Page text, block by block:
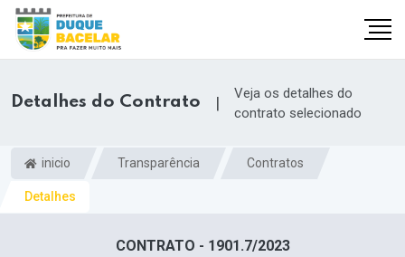
Detalhes do Contrato |
Veja os detalhes do
contrato selecionado
inicio Transparência Contratos
Detalhes
CONTRATO - 1901.7/2023